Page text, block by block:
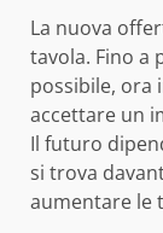
La nuova
tavola. Fino a
possibile, ora
accettare un
Il futuro
si trova
aumentare le